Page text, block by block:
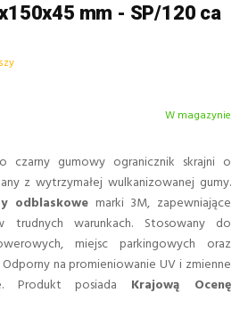
mm - SP/120 ca
W magazynie
czarny gumowy ogranicznik skrajni o
z wytrzymałej wulkanizowanej gumy.
odblaskowe marki 3M, zapewniające
trudnych warunkach. Stosowany do
miejsc parkingowych oraz
na promieniowanie UV i zmienne
Produkt posiada Krajową Ocenę